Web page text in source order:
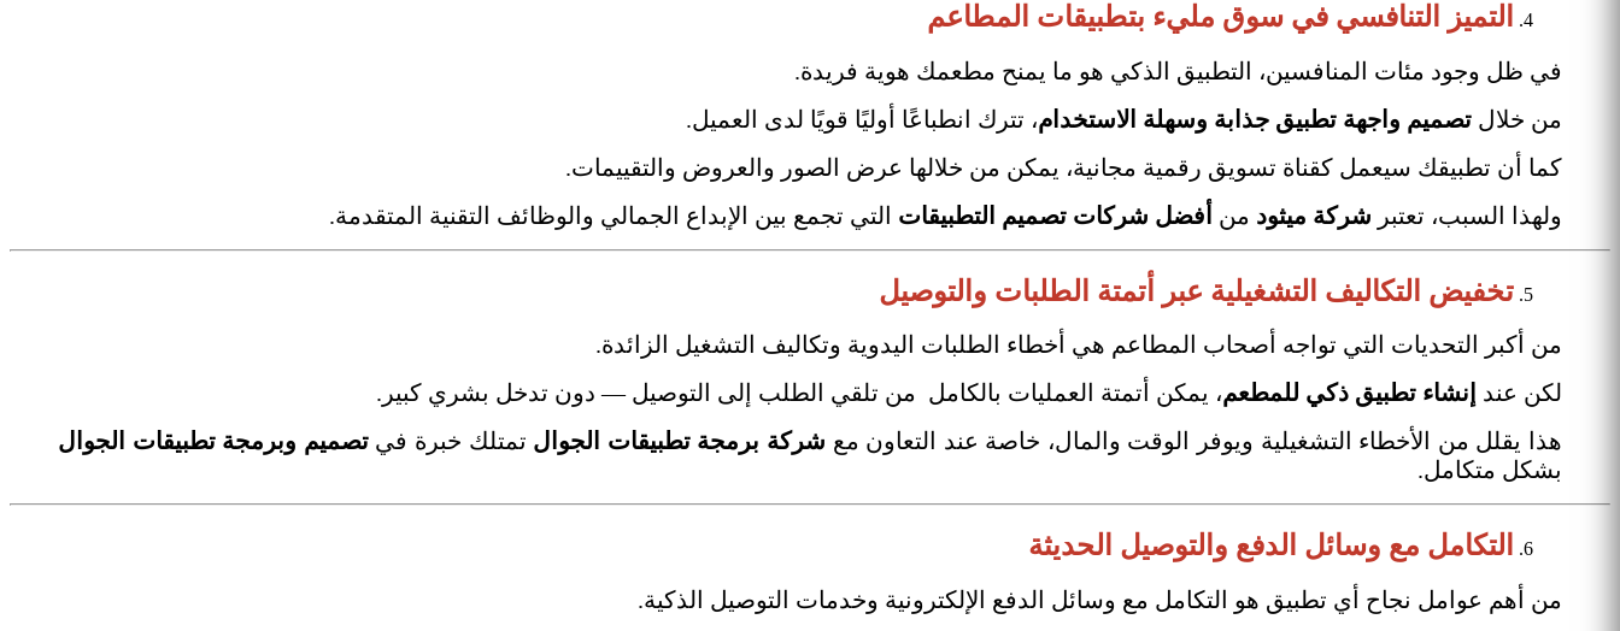
التميز التنافسي في سوق مليء بتطبيقات المطاعم
في ظل وجود مئات المنافسين، التطبيق الذكي هو ما يمنح مطعمك هوية فريدة.
من خلال تصميم واجهة تطبيق جذابة وسهلة الاستخدام، تترك انطباعًا أوليًا قويًا لدى العميل.
كما أن تطبيقك سيعمل كقناة تسويق رقمية مجانية، يمكن من خلالها عرض الصور والعروض والتقييمات.
ولهذا السبب، تعتبر شركة ميثود من أفضل شركات تصميم التطبيقات التي تجمع بين الإبداع الجمالي والوظائف التقنية المتقدمة.
تخفيض التكاليف التشغيلية عبر أتمتة الطلبات والتوصيل
من أكبر التحديات التي تواجه أصحاب المطاعم هي أخطاء الطلبات اليدوية وتكاليف التشغيل الزائدة.
لكن عند إنشاء تطبيق ذكي للمطعم، يمكن أتمتة العمليات بالكامل من تلقي الطلب إلى التوصيل — دون تدخل بشري كبير.
هذا يقلل من الأخطاء التشغيلية ويوفر الوقت والمال، خاصة عند التعاون مع شركة برمجة تطبيقات الجوال تمتلك خبرة فيتصميم وبرمجة تطبيقات الجوال
بشكل متكامل.
التكامل مع وسائل الدفع والتوصيل الحديثة
من أهم عوامل نجاح أي تطبيق هو التكامل مع وسائل الدفع الإلكترونية وخدمات التوصيل الذكية.